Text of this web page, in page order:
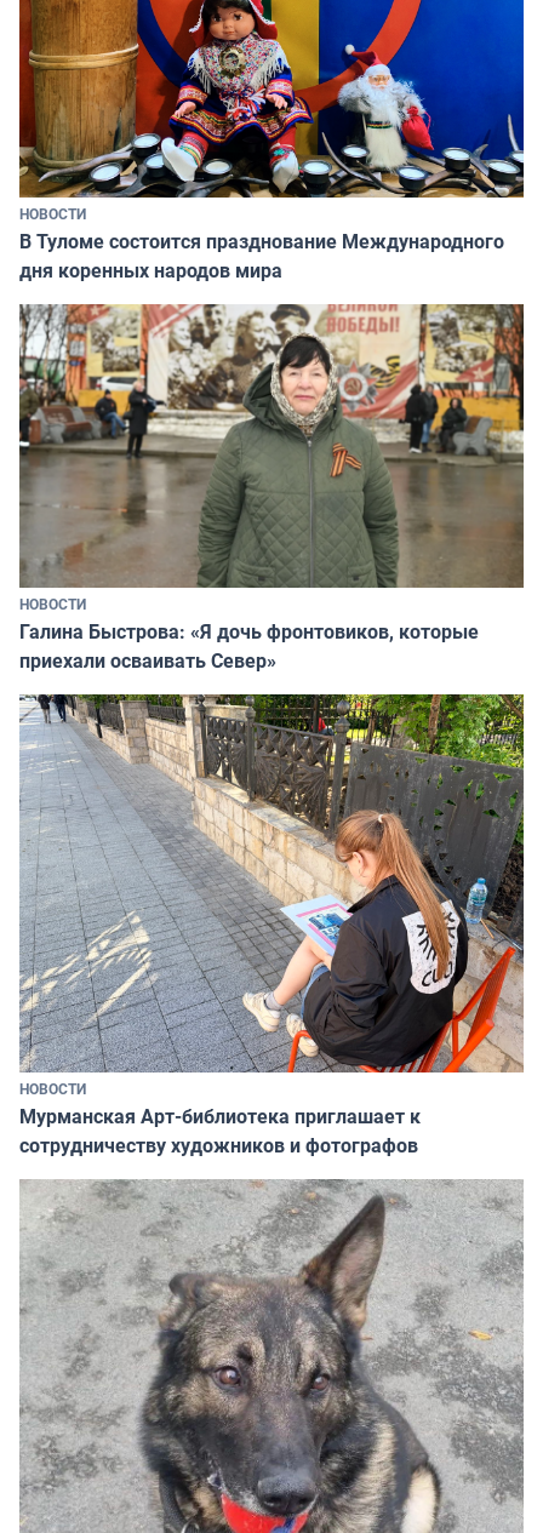
НОВОСТИ
В Туломе состоится празднование Международного
дня коренных народов мира
НОВОСТИ
Галина Быстрова: «Я дочь фронтовиков, которые
приехали осваивать Север»
НОВОСТИ
Мурманская Арт-библиотека приглашает к
сотрудничеству художников и фотографов